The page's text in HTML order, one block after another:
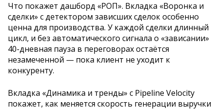
Что покажет дашборд «РОП». Вкладка «Воронка и
сделки» с детектором зависших сделок особенно
ценна для производства. У каждой сделки длинный
цикл, и без автоматического сигнала о «зависании»
40-дневная пауза в переговорах остаётся
незамеченной — пока клиент не уходит к
конкуренту.
Вкладка «Динамика и тренды» с Pipeline Velocity
покажет, как меняется скорость генерации выручки